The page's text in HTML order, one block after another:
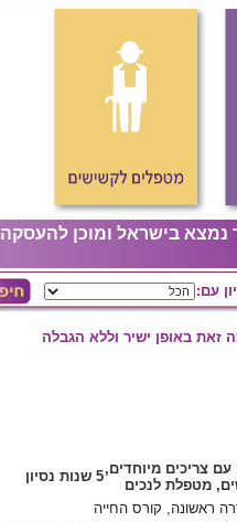
נמצא בישראל ומוכן להעסקה
עם:
זאת באופן ישיר וללא הגבלה
צריכים מיוחדים,
מטפלת לנכים
5 שנות נסיון
ראשונה, קורס החייה